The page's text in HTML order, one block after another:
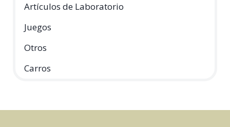
Artículos de Laboratorio
Juegos
Otros
Carros